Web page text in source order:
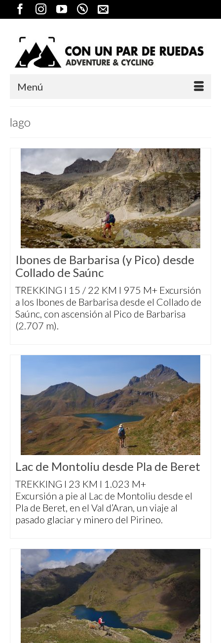
Menú
lago
Ibones de Barbarisa (y Pico) desde
Collado de Saúnc
TREKKING I 15 / 22 KM I 975 M+ Excursión
a los Ibones de Barbarisa desde el Collado de
Saúnc, con ascensión al Pico de Barbarisa
(2.707 m).
Lac de Montoliu desde Pla de Beret
TREKKING I 23 KM I 1.023 M+
Excursión a pie al Lac de Montoliu desde el
Pla de Beret, en el Val d’Aran, un viaje al
pasado glaciar y minero del Pirineo.